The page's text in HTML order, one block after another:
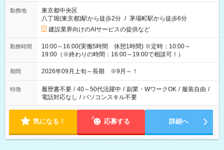
勤務地
東京都中央区
八丁堀(東京都)駅から徒歩2分 / 茅場町駅から徒歩6分
建設業界向けのAIサービスの提供など
勤務時間
10:00～16:00(実働5時間 休憩1時間) ※定時：10:00～
19:00（※終わりの時間：16:00～19:00で相談可！）
期間 2026年09月上旬～長期 ※9月～！
特徴 履歴書不要 / 40～50代活躍中 / 副業・WワークOK / 服装自由 /
電話対応なし / パソコンスキル不要
気になる！ 応募する 詳細へ